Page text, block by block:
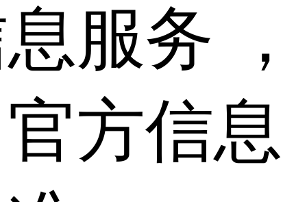
服务 ，
方信息